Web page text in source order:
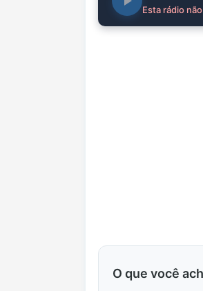
Esta rádio
O que você